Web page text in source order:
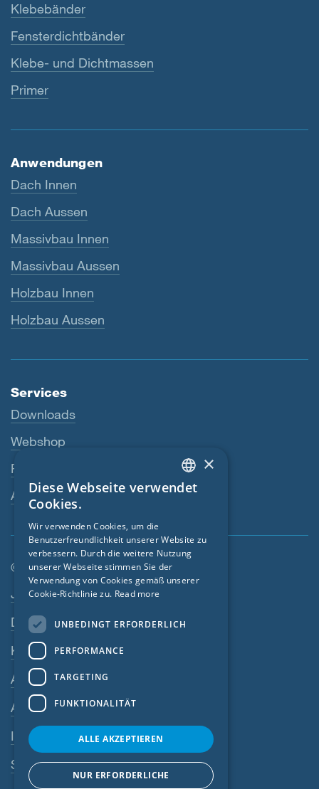
Klebebänder
Fensterdichtbänder
Klebe- und Dichtmassen
Primer
Anwendungen
Dach Innen
Dach Aussen
Massivbau Innen
Massivbau Aussen
Holzbau Innen
Holzbau Aussen
Services
Downloads
Webshop
Fachhändler
Ansprechperson
© SIGA 2026
Footer-Navigation
Jobs
Datenschutz
Kontakt
AGB
AEB
Impressum
SIGA-Meldesystem
ENGLISH
FRENCH
CZECH
NORWEGIAN
×
Diese Webseite verwendet
Cookies.
Wir verwenden Cookies, um die
Benutzerfreundlichkeit unserer Website zu
verbessern. Durch die weitere Nutzung
unserer Webseite stimmen Sie der
Verwendung von Cookies gemäß unserer
Cookie-Richtlinie zu. Read more
UNBEDINGT ERFORDERLICH
PERFORMANCE
TARGETING
FUNKTIONALITÄT
ALLE AKZEPTIEREN
NUR ERFORDERLICHE